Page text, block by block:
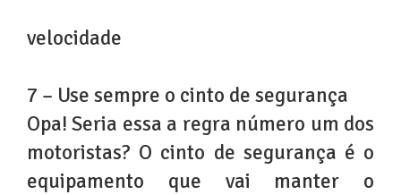
velocidade
7 – Use sempre o cinto de segurança
Opa! Seria essa a regra número um dos
motoristas? O cinto de segurança é o
equipamento que vai manter o